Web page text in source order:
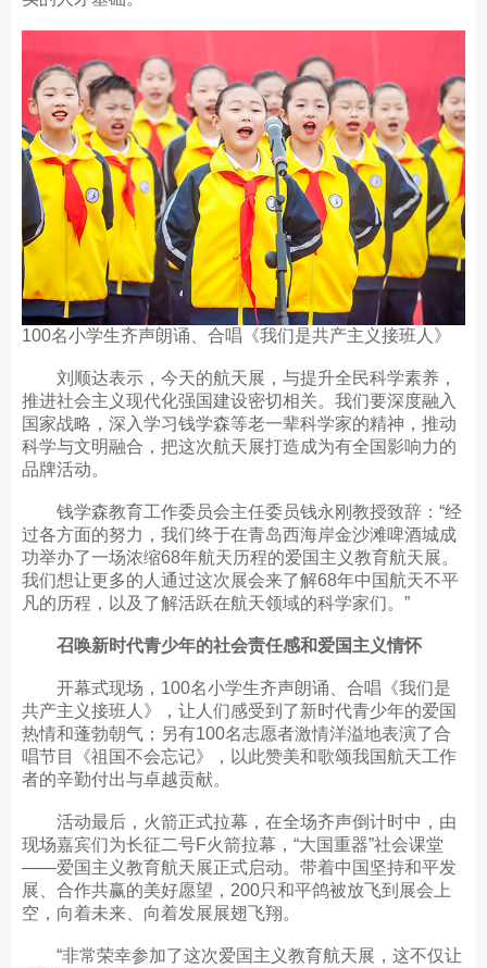
100名小学生齐声朗诵、合唱《我们是共产主义接班人》
刘顺达表示，今天的航天展，与提升全民科学素养，
推进社会主义现代化强国建设密切相关。我们要深度融入
国家战略，深入学习钱学森等老一辈科学家的精神，推动
科学与文明融合，把这次航天展打造成为有全国影响力的
品牌活动。
钱学森教育工作委员会主任委员钱永刚教授致辞：“经
过各方面的努力，我们终于在青岛西海岸金沙滩啤酒城成
功举办了一场浓缩68年航天历程的爱国主义教育航天展。
我们想让更多的人通过这次展会来了解68年中国航天不平
凡的历程，以及了解活跃在航天领域的科学家们。”
召唤新时代青少年的社会责任感和爱国主义情怀
开幕式现场，100名小学生齐声朗诵、合唱《我们是
共产主义接班人》，让人们感受到了新时代青少年的爱国
热情和蓬勃朝气；另有100名志愿者激情洋溢地表演了合
唱节目《祖国不会忘记》，以此赞美和歌颂我国航天工作
者的辛勤付出与卓越贡献。
活动最后，火箭正式拉幕，在全场齐声倒计时中，由
现场嘉宾们为长征二号F火箭拉幕，“大国重器”社会课堂
——爱国主义教育航天展正式启动。带着中国坚持和平发
展、合作共赢的美好愿望，200只和平鸽被放飞到展会上
空，向着未来、向着发展展翅飞翔。
“非常荣幸参加了这次爱国主义教育航天展，这不仅让